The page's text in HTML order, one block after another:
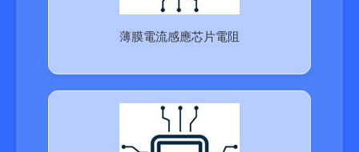
薄膜電流感應芯片電阻